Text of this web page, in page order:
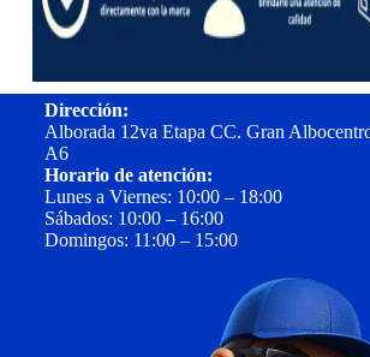
Dirección:
Alborada 12va Etapa CC. Gran
A6
Horario de atención:
Lunes a Viernes: 10:00 – 18:00
Sábados: 10:00 – 16:00
Domingos: 11:00 – 15:00